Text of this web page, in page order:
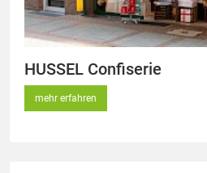
HUSSEL Confiserie
mehr erfahren